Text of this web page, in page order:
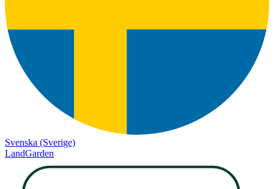
Svenska (Sverige)
LandGarden